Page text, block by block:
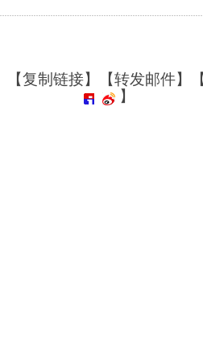
【复制链接】【转发邮件】
】